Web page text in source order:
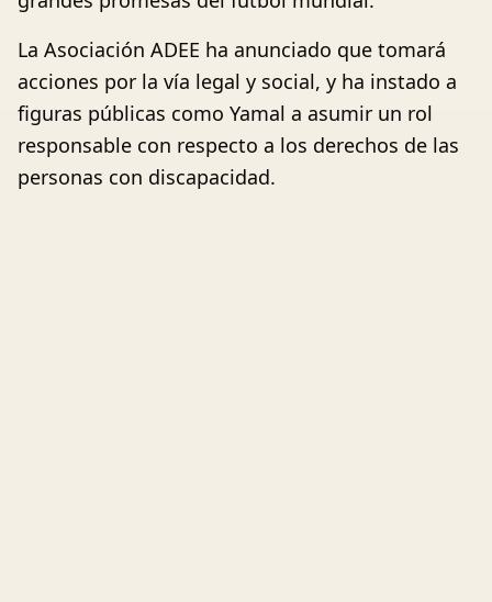
La Asociación ADEE ha anunciado que tomará
acciones por la vía legal y social, y ha instado a
figuras públicas como Yamal a asumir un rol
responsable con respecto a los derechos de las
personas con discapacidad.